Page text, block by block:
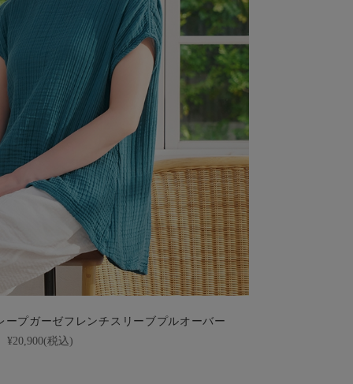
ープガーゼフレンチスリーブプルオーバー
¥20,900(税込)